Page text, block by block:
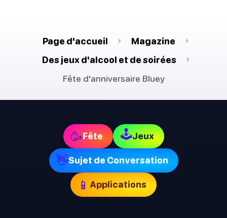
Page d'accueil
Magazine
Des jeux d'alcool et de soirées
Fête d'anniversaire Bluey
🥳Fête 🕹Jeux
👋Sujet de Conversation
📱 Applications